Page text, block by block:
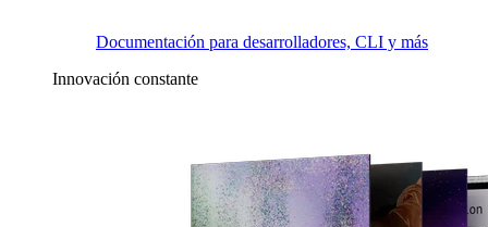
Documentación para desarrolladores, CLI y más
Innovación constante